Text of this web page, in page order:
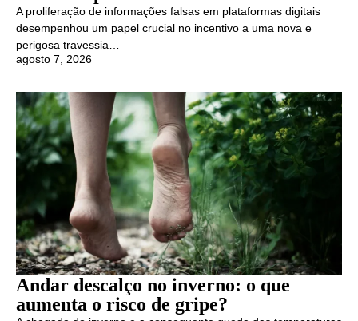
A proliferação de informações falsas em plataformas digitais
desempenhou um papel crucial no incentivo a uma nova e
perigosa travessia…
agosto 7, 2026
Andar descalço no inverno: o que
aumenta o risco de gripe?